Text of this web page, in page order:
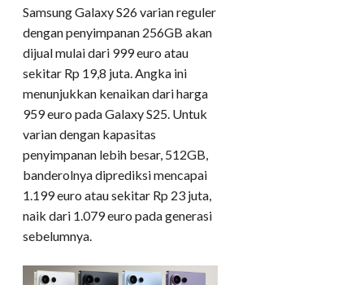
Samsung Galaxy S26 varian reguler
dengan penyimpanan 256GB akan
dijual mulai dari 999 euro atau
sekitar Rp 19,8 juta. Angka ini
menunjukkan kenaikan dari harga
959 euro pada Galaxy S25. Untuk
varian dengan kapasitas
penyimpanan lebih besar, 512GB,
banderolnya diprediksi mencapai
1.199 euro atau sekitar Rp 23 juta,
naik dari 1.079 euro pada generasi
sebelumnya.